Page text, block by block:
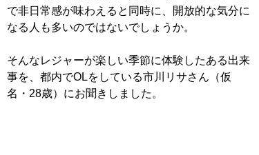
で非日常感が味わえると同時に、開放的な気分に
なる人も多いのではないでしょうか。
そんなレジャーが楽しい季節に体験したある出来
事を、都内でOLをしている市川リサさん（仮
名・28歳）にお聞きしました。